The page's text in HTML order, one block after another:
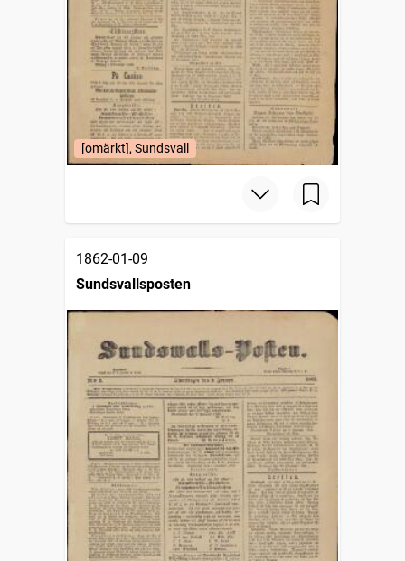
[omärkt], Sundsvall
1862-01-09
Sundsvallsposten